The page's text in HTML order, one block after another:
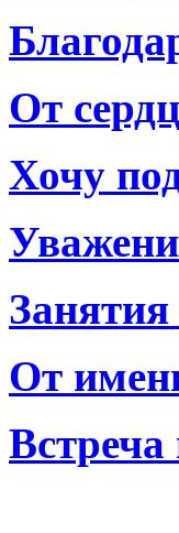
От
Хочу
От
Встреча